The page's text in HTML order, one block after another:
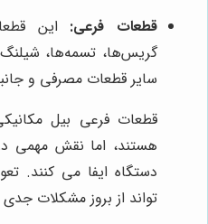
قطعات فرعی: این
گریس‌ها، تسمه‌ها،
سایر قطعات مصرفی و
قطعات فرعی بیل
هستند، اما نقش مهمی
دستگاه ایفا می کنند.
تواند از بروز مشکلات